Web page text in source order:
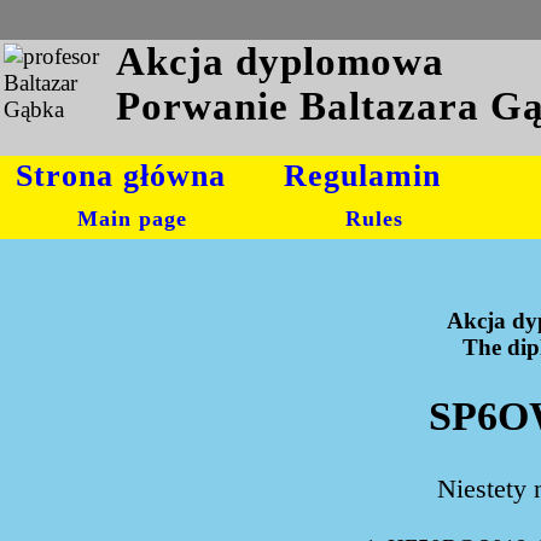
Akcja dyplomowa
Porwanie Baltazara
Strona główna
Main page
Regulamin
Rules
Akcja
The
Niestety